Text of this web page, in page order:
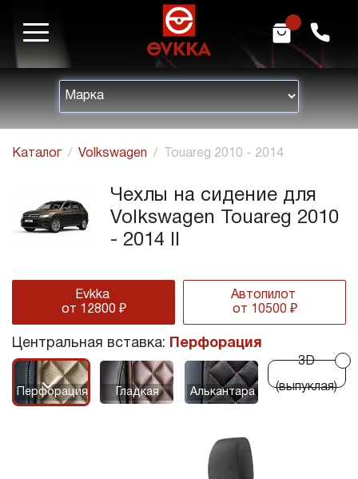
h m
Каталог Volkswagen Touareg 2010 - 2014
Чехлы на сидение для
Volkswagen Touareg 2010
- 2014 II
Evkka
от 12800 ₽
Автопилот
от 10500 ₽
Центральная вставка: Перфорация
r
Перфорация Гладкая Алькантара
3D
(выпуклая)